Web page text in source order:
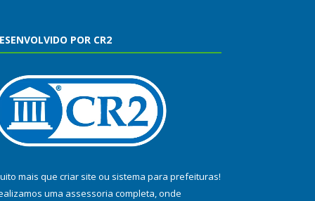
POR CR2
mais que criar site ou sistema para prefeituras!
uma assessoria completa, onde